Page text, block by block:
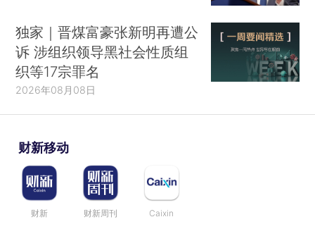
独家｜晋煤富豪张新明再遭公
诉 涉组织领导黑社会性质组
织等17宗罪名
2026年08月08日
财新移动
财新 财新周刊 Caixin